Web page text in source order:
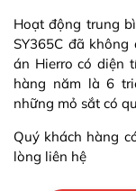
Hoạt động trung
SY365C đã
án Hierro có diện
hàng năm là 6
những mỏ sắt có
Quý khách hàng
lòng liên hệ